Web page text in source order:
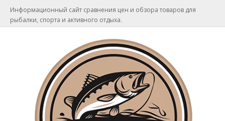
Информационный сайт сравнения цен и обзора товаров для
рыбалки, спорта и активного отдыха.